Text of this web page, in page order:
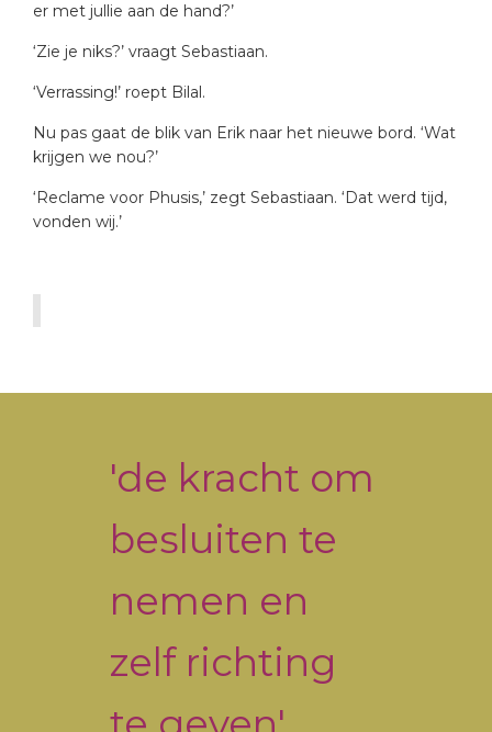
er met jullie aan de hand?’
‘Zie je niks?’ vraagt Sebastiaan.
‘Verrassing!’ roept Bilal.
Nu pas gaat de blik van Erik naar het nieuwe bord. ‘Wat
krijgen we nou?’
‘Reclame voor Phusis,’ zegt Sebastiaan. ‘Dat werd tijd,
vonden wij.’
'de kracht om
besluiten te
nemen en
zelf richting